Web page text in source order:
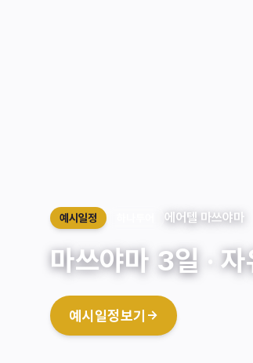
예시일정 에어텔 마쓰야마
마쓰야마 3일 · 자
예시일정보기 →